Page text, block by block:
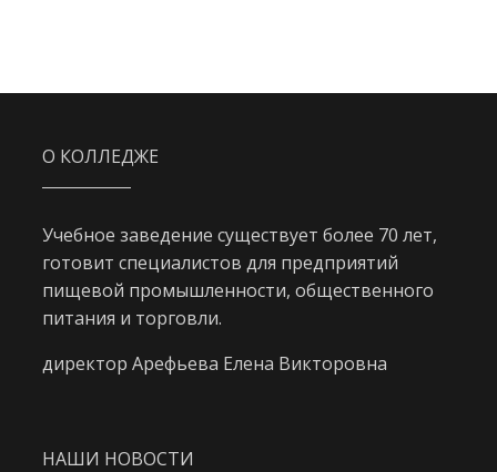
О КОЛЛЕДЖЕ
Учебное заведение существует более 70 лет,
готовит специалистов для предприятий
пищевой промышленности, общественного
питания и торговли.
директор Арефьева Елена Викторовна
НАШИ НОВОСТИ